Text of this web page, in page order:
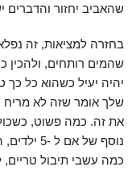
שהאביב יחזור והדברים
בחזרה למציאות, זה
שהמים רותחים, ולהכין
יהיה יעיל כשהוא כל
שלך אומר שזה לא מריח
את זה. כמה פשוט,
נוסף של
כמה עשבי תיבול טריים,